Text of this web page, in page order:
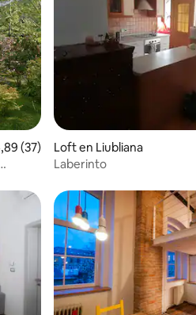
promedio: 4,89 de 5. 37
(37)
Loft en Liubliana
Laberinto